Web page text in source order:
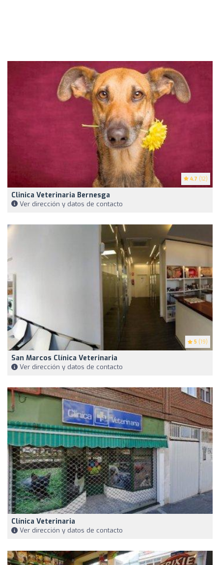
4.7 (12)
Clinica Veterinaria Bernesga
Ver dirección y datos de contacto
5 (19)
San Marcos Clínica Veterinaria
Ver dirección y datos de contacto
Clínica Veterinaria
Ver dirección y datos de contacto